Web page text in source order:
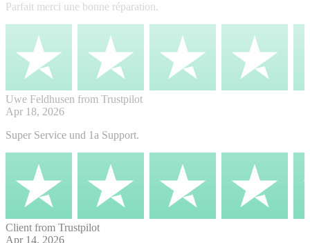
Parfait merci une bonne réparation.
Uwe Feldhusen from Trustpilot
Apr 18, 2026
Super Service und 1a Support.
Client from Trustpilot
Apr 14, 2026